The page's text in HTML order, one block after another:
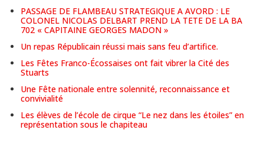
PASSAGE DE FLAMBEAU STRATEGIQUE A AVORD : LE
COLONEL NICOLAS DELBART PREND LA TETE DE LA BA
702 « CAPITAINE GEORGES MADON »
Un repas Républicain réussi mais sans feu d’artifice.
Les Fêtes Franco-Écossaises ont fait vibrer la Cité des
Stuarts
Une Fête nationale entre solennité, reconnaissance et
convivialité
Les élèves de l’école de cirque “Le nez dans les étoiles” en
représentation sous le chapiteau